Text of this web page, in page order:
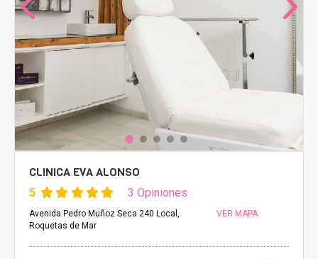
CLINICA EVA ALONSO
5 3 Opiniones
Avenida Pedro Muñoz Seca 240 Local,
Roquetas de Mar
VER MAPA